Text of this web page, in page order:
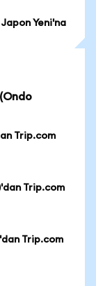
Yeni'na
Trip.com
Trip.com
Trip.com